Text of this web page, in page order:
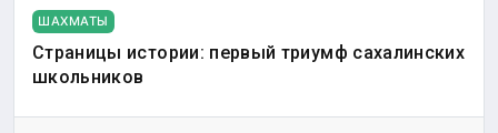
ШАХМАТЫ
Страницы истории: первый триумф сахалинских
школьников